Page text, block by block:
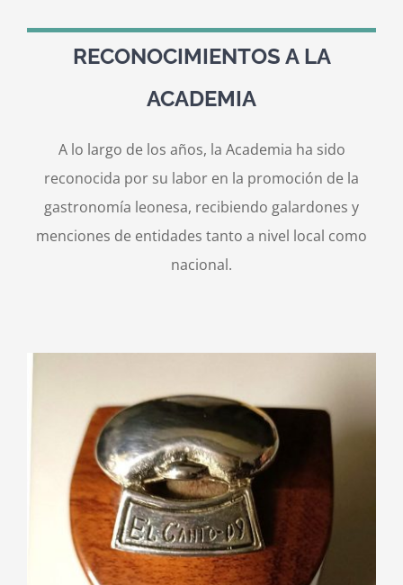
Contacto
RECONOCIMIENTOS A LA
ACADEMIA
A lo largo de los años, la Academia ha sido
reconocida por su labor en la promoción de la
gastronomía leonesa, recibiendo galardones y
menciones de entidades tanto a nivel local como
nacional.